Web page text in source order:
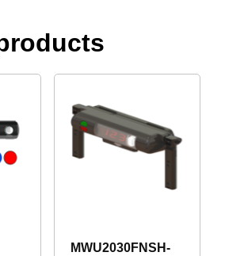
MWU2030FNSH-